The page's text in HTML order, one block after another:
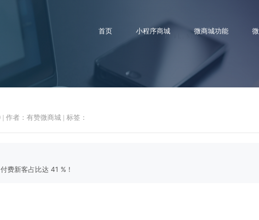
首页 小程序商城 微商城功能
赞商家案例 百年奥莱实体奥特莱斯
| 作者：有赞微商城 | 标签：
费新客占比达 41 %！